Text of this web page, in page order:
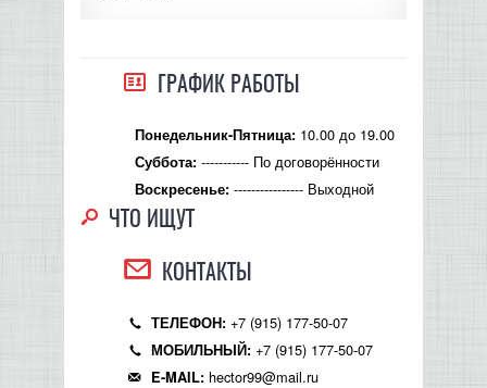
ГРАФИК РАБОТЫ
Понедельник-Пятница: 10.00 до 19.00
Суббота: ----------- По договорённости
Воскресенье: ---------------- Выходной
ЧТО ИЩУТ
КОНТАКТЫ
ТЕЛЕФОН: +7 (915) 177-50-07
МОБИЛЬНЫЙ: +7 (915) 177-50-07
E-MAIL: hector99@mail.ru